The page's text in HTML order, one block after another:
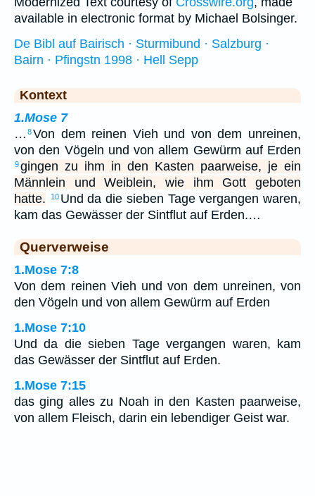
available in electronic format by Michael Bolsinger.
De Bibl auf Bairisch · Sturmibund · Salzburg ·
Bairn · Pfingstn 1998 · Hell Sepp
Kontext
1.Mose 7
… 8Von dem reinen Vieh und von dem unreinen,
von den Vögeln und von allem Gewürm auf Erden
9gingen zu ihm in den Kasten paarweise, je ein
Männlein und Weiblein, wie ihm Gott geboten
hatte.
10 Und da die sieben Tage vergangen waren,
kam das Gewässer der Sintflut auf Erden.…
Querverweise
1.Mose 7:8
Von dem reinen Vieh und von dem unreinen, von
den Vögeln und von allem Gewürm auf Erden
1.Mose 7:10
Und da die sieben Tage vergangen waren, kam
das Gewässer der Sintflut auf Erden.
1.Mose 7:15
das ging alles zu Noah in den Kasten paarweise,
von allem Fleisch, darin ein lebendiger Geist war.